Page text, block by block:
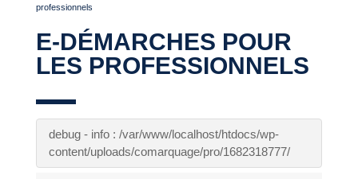
professionnels
E-DÉMARCHES POUR
LES PROFESSIONNELS
debug - info : /var/www/localhost/htdocs/wp-
content/uploads/comarquage/pro/1682318777/